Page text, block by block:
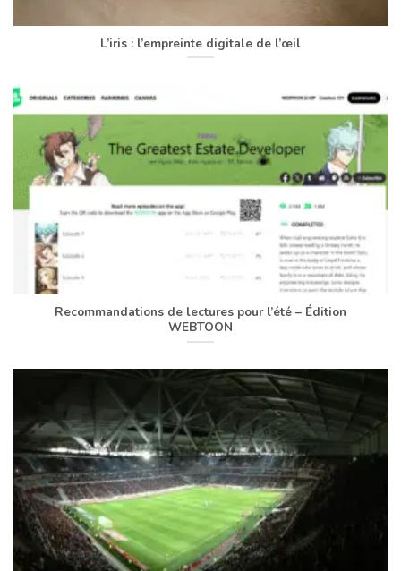
L’iris : l’empreinte digitale de l’œil
Recommandations de lectures pour l’été – Édition
WEBTOON